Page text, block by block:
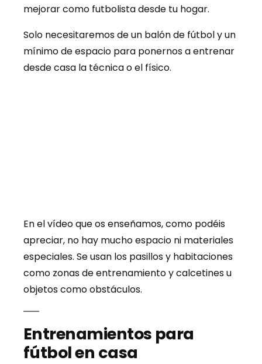
mejorar como futbolista desde tu hogar.
Solo necesitaremos de un balón de fútbol y un
mínimo de espacio para ponernos a entrenar
desde casa la técnica o el físico.
En el vídeo que os enseñamos, como podéis
apreciar, no hay mucho espacio ni materiales
especiales. Se usan los pasillos y habitaciones
como zonas de entrenamiento y calcetines u
objetos como obstáculos.
Entrenamientos para
fútbol en casa